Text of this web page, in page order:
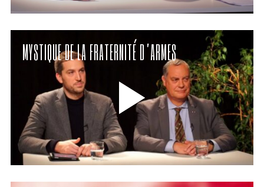
MYSTIQUE DE LA FRATERNITÉ D’ARMES